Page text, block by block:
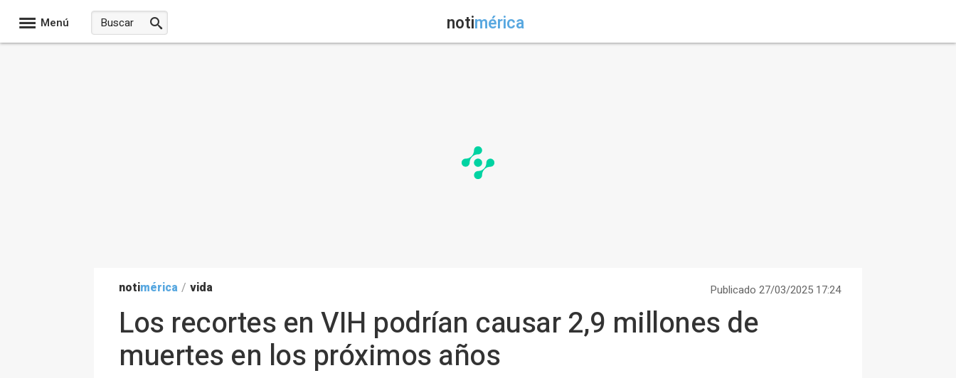
Menú notimérica
notimérica / vida Publicado 27/03/2025 17:24
Los recortes en VIH podrían causar 2,9 millones de
muertes en los próximos años